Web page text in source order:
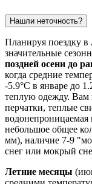
Нашли неточность?
Планируя поездку в
значительные
поздней осени до
когда средние
-5.9°C в январе до
теплую одежду. Вам
перчатки, теплые
водонепроницаемая
небольшое общее
мм), наличие 7-9
снег или мокрый
Летние месяцы